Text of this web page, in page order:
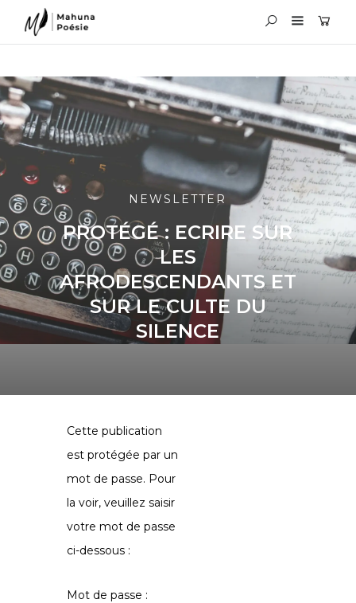
NEWSLETTER
PROTÉGÉ : ECRIRE SUR
LES
AFRODESCENDANTS ET
SUR LE CULTE DU
SILENCE
Cette publication
est protégée par un
mot de passe. Pour
la voir, veuillez saisir
votre mot de passe
ci-dessous :
Mot de passe :